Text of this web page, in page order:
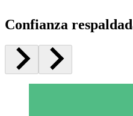
Confianza